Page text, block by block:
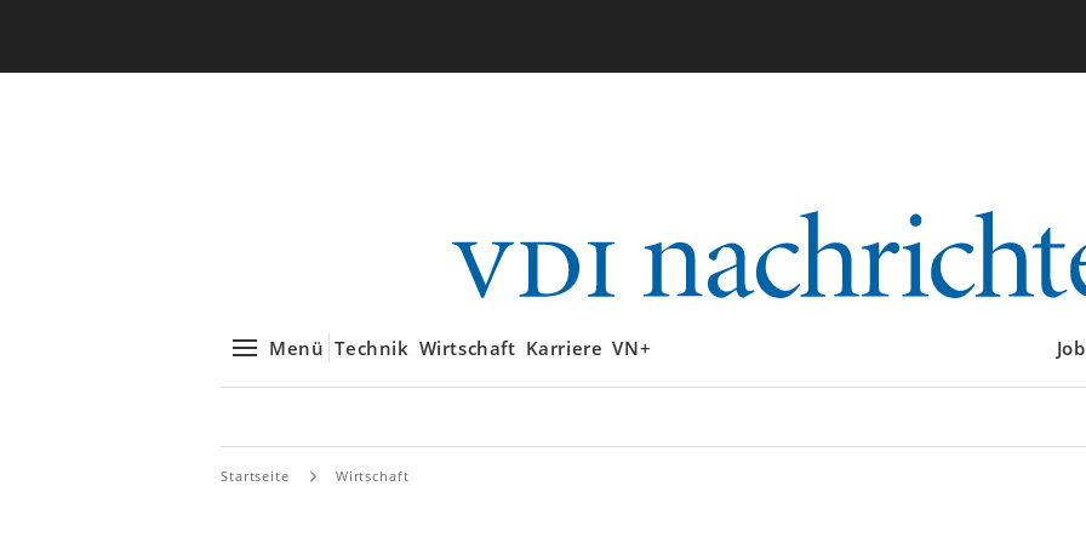
Menü Technik Wirtschaft Karriere VN+
Startseite Wirtschaft